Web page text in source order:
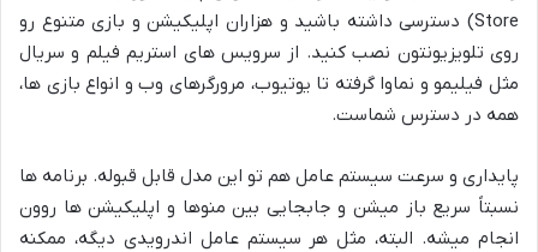
Store) دسترسی داشته باشید و هزاران اپلیکیشن و بازی متنوع رو
روی تلویزیونتون نصب کنید. از سرویس های استریم فیلم و سریال
مثل فیلیمو و نماوا گرفته تا یوتیوب، مرورگرهای وب و انواع بازی ها،
همه در دسترس شماست.
پایداری و سرعت سیستم عامل هم تو این مدل قابل قبوله. برنامه ها
نسبتاً سریع باز میشن و جابجایی بین منوها و اپلیکیشن ها روون
انجام میشه. البته، مثل هر سیستم عامل اندرویدی دیگه، ممکنه